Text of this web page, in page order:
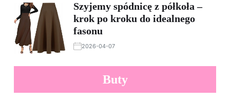
Szyjemy spódnicę z półkoła –
krok po kroku do idealnego
fasonu
2026-04-07
Buty